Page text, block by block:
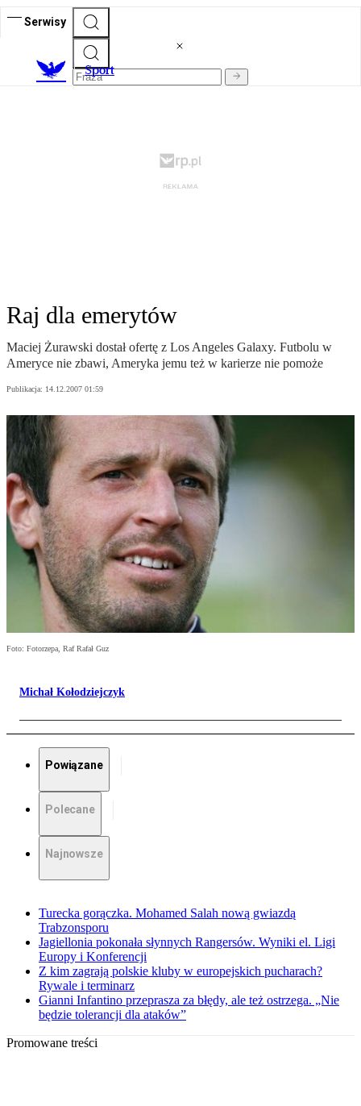
Serwisy
Sport
Raj dla emerytów
Maciej Żurawski dostał ofertę z Los Angeles Galaxy. Futbolu w
Ameryce nie zbawi, Ameryka jemu też w karierze nie pomoże
Publikacja: 14.12.2007 01:59
Foto: Fotorzepa, Raf Rafał Guz
Michał Kołodziejczyk
Powiązane
Polecane
Najnowsze
Turecka gorączka. Mohamed Salah nową gwiazdą
Trabzonsporu
Jagiellonia pokonała słynnych Rangersów. Wyniki el. Ligi
Europy i Konferencji
Z kim zagrają polskie kluby w europejskich pucharach?
Rywale i terminarz
Gianni Infantino przeprasza za błędy, ale też ostrzega. „Nie
będzie tolerancji dla ataków”
Promowane treści